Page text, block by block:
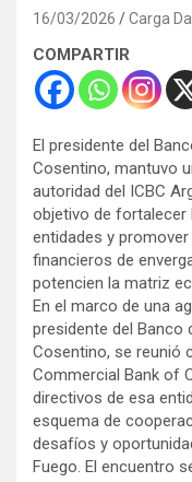
16/03/2026 Carga
COMPARTIR
El presidente del
Cosentino, mantuvo
autoridad del ICBC
objetivo de fortalecer
entidades y
financieros de
potencien la matriz
En el marco de una
presidente del Banco
Cosentino, se reunió
Commercial Bank of
directivos de esa
esquema de
desafíos y
Fuego. El encuentro